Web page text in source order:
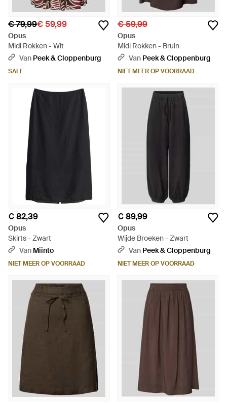
€ 79,99€ 59,99
Opus
Midi Rokken - Wit
Van Peek & Cloppenburg
SALE
€ 59,99
Opus
Midi Rokken - Bruin
Van Peek & Cloppenburg
NIET MEER OP VOORRAAD
€ 82,39
Opus
Skirts - Zwart
Van Miinto
NIET MEER OP VOORRAAD
€ 89,99
Opus
Wijde Broeken - Zwart
Van Peek & Cloppenburg
NIET MEER OP VOORRAAD